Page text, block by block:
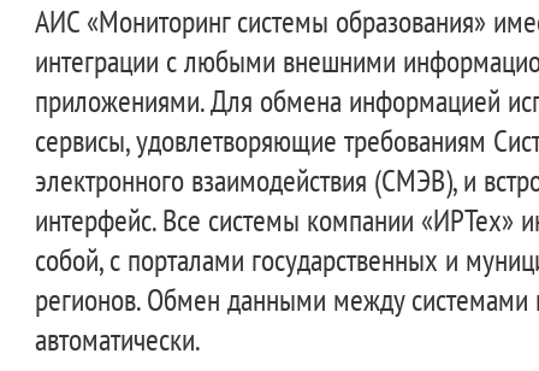
АИС «Мониторинг системы образования»
интеграции с любыми внешними
приложениями. Для обмена информацией
сервисы, удовлетворяющие требованиям
электронного взаимодействия (СМЭВ), и
интерфейс. Все системы компании «ИРТех»
собой, с порталами государственных и
регионов. Обмен данными между системами
автоматически.